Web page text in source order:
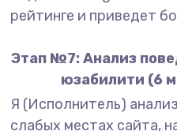
рейтинге и приведет
Этап №7: Анализ
юзабилити (6
Я (Исполнитель)
слабых местах сайта,